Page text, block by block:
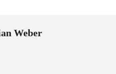
Weber